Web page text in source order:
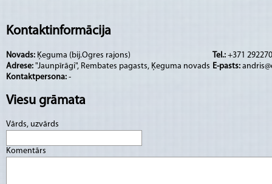
Kontaktinformācija
Novads: Ķeguma (bij.Ogres rajons)
Adrese: "Jaunpīrāgi", Rembates pagasts, Ķeguma novads
Kontaktpersona: -
Tel.: +371
E-pasts:
Viesu grāmata
Vārds, uzvārds
Komentārs